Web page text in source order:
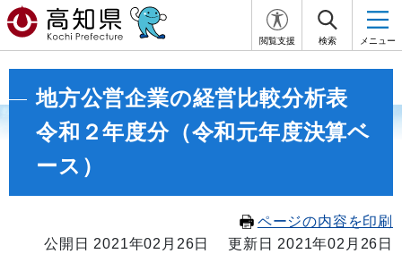
閲覧支援 検索 メニュー
地方公営企業の経営比較分析表
令和２年度分（令和元年度決算ベ
ース）
ページの内容を印刷
公開日 2021年02月26日
更新日 2021年02月26日